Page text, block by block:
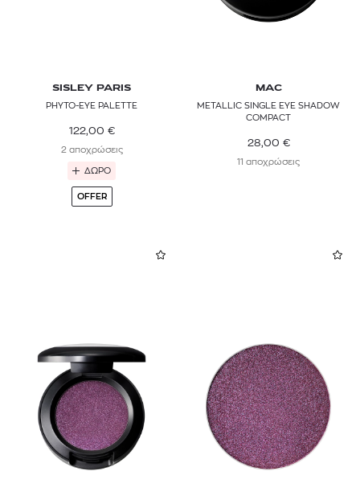
SISLEY PARIS
PHYTO-EYE PALETTE
122,00 €
2 αποχρώσεις
ΔΩΡΟ
OFFER
MAC
METALLIC SINGLE EYE SHADOW
COMPACT
28,00 €
11 αποχρώσεις